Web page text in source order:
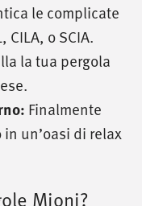
le complicate
o SCIA.
la tua pergola
Finalmente
un’oasi di relax
Mioni?